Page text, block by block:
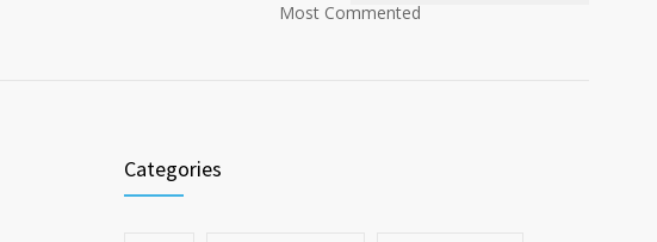
Most Commented
Categories